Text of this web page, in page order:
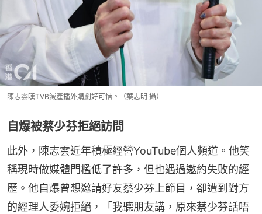
陳志雲嘆TVB減產播外購劇好可惜。（葉志明 攝）
自爆被蔡少芬拒絕訪問
此外，陳志雲近年積極經營YouTube個人頻道。他笑
稱現時做媒體門檻低了許多，但也遇過邀約失敗的經
歷。他自爆曾想邀請好友蔡少芬上節目，卻遭到對方
的經理人委婉拒絕，「我聽朋友講，原來蔡少芬話唔